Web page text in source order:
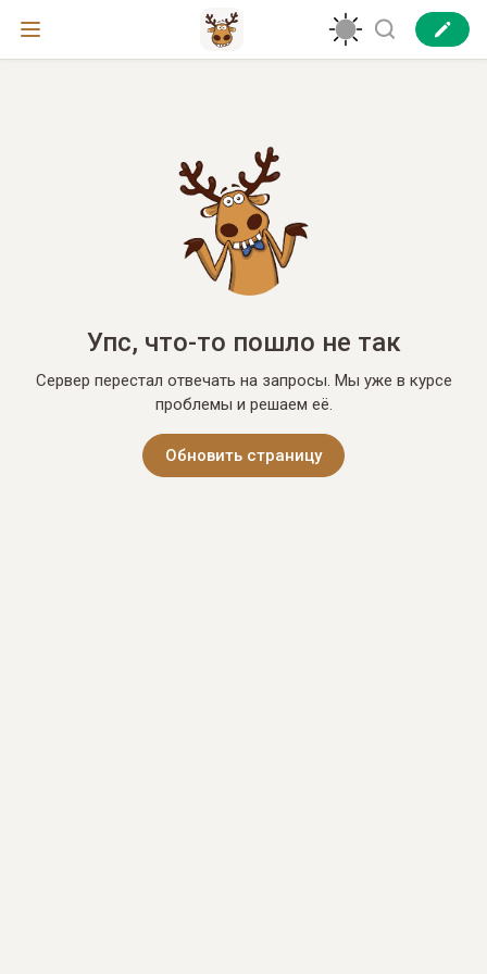
Упс, что-то пошло не так
Сервер перестал отвечать на запросы. Мы уже в курсе
проблемы и решаем её.
Обновить страницу